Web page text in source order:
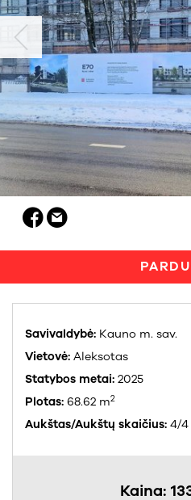
Savivaldybė: Kauno m. sav.
Vietovė: Aleksotas
Statybos metai: 2025
Plotas: 68.62 m2
Aukštas/Aukštų skaičius: 4/4
Kaina: